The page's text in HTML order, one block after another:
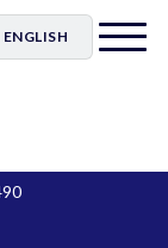
ENGLISH